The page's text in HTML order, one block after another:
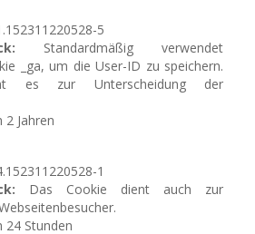
5
Standardmäßig verwendet
_ga, um die User-ID zu speichern.
es zur Unterscheidung der
2 Jahren
1
Das Cookie dient auch zur
24 Stunden